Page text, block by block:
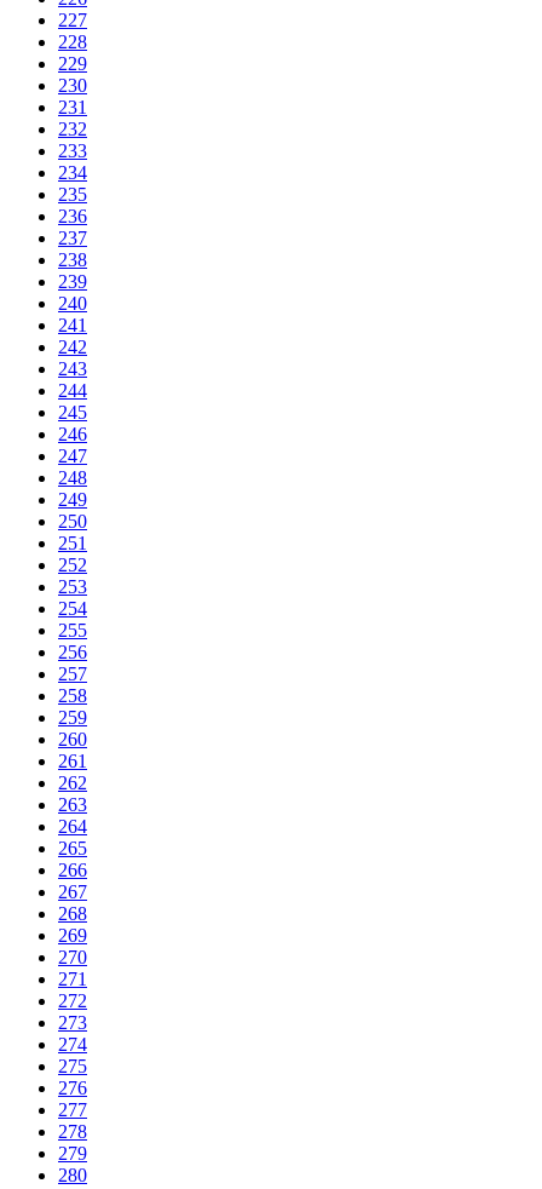
227
228
229
230
231
232
233
234
235
236
237
238
239
240
241
242
243
244
245
246
247
248
249
250
251
252
253
254
255
256
257
258
259
260
261
262
263
264
265
266
267
268
269
270
271
272
273
274
275
276
277
278
279
280